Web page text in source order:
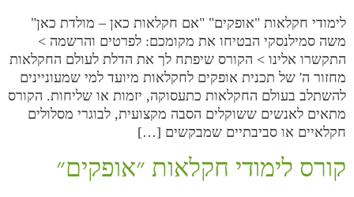
לימודי חקלאות "אופקים" "אם חקלאות כאן – מולדת כאן"
משה סמילנסקי הבטיחו את מקומכם: לפרטים והרשמה >
התקשרו אלינו > הקורס שיפתח לך את הדלת לעולם החקלאות
מחזור ה' של תכנית אופקים לחקלאות מיועד למי שמעוניינים
להשתלב בעולם החקלאות כתעסוקה, יזמות או שליחות. הקורס
מתאים לאנשים ששוקלים הסבה מקצועית, לבוגרי מסלולים
חקלאיים או סביבתיים שמבקשים […]
קורס לימודי חקלאות ״אופקים״